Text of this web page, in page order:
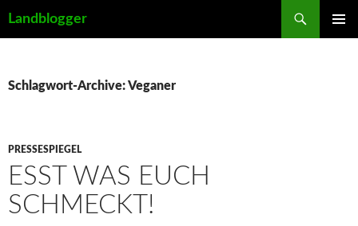
Landblogger
Schlagwort-Archive: Veganer
PRESSESPIEGEL
ESST WAS EUCH
SCHMECKT!